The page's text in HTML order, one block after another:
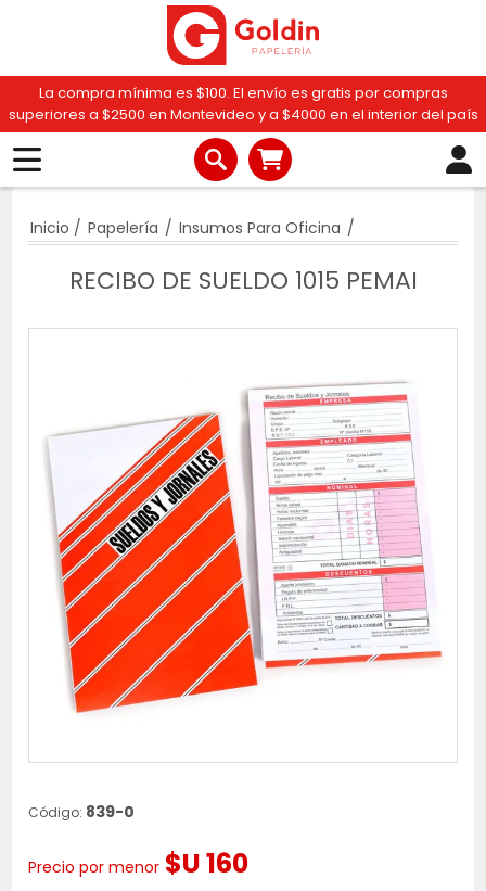
La compra mínima es $100. El envío es gratis por compras
superiores a $2500 en Montevideo y a $4000 en el interior del país
Inicio / Papelería / Insumos Para Oficina /
RECIBO DE SUELDO 1015 PEMAI
Código: 839-0
Precio por menor $U 160